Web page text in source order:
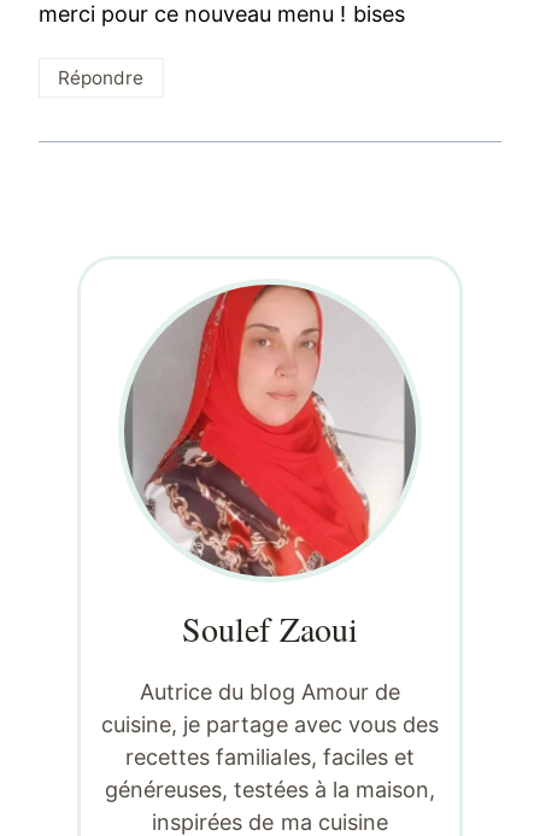
merci pour ce nouveau menu ! bises
Répondre
Soulef Zaoui
Autrice du blog Amour de
cuisine, je partage avec vous des
recettes familiales, faciles et
généreuses, testées à la maison,
inspirées de ma cuisine